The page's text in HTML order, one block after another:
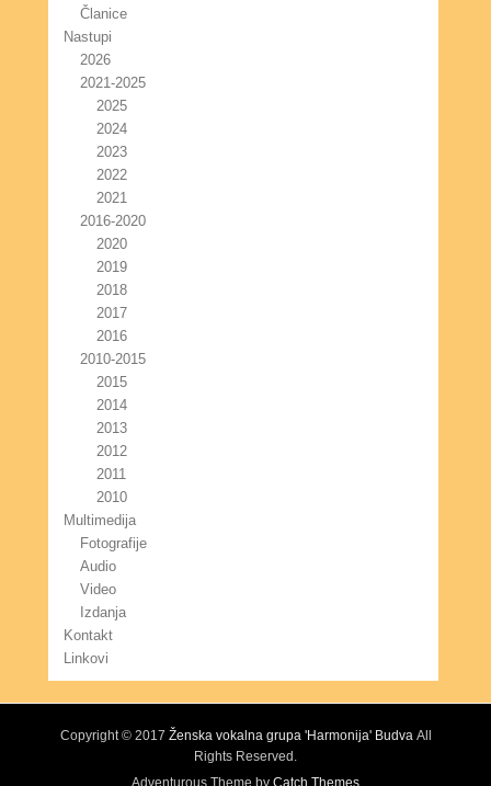
Članice
Nastupi
2026
2021-2025
2025
2024
2023
2022
2021
2016-2020
2020
2019
2018
2017
2016
2010-2015
2015
2014
2013
2012
2011
2010
Multimedija
Fotografije
Audio
Video
Izdanja
Kontakt
Linkovi
Copyright © 2017 Ženska vokalna grupa 'Harmonija' BudvaAll
Rights Reserved.
Adventurous Theme by Catch Themes